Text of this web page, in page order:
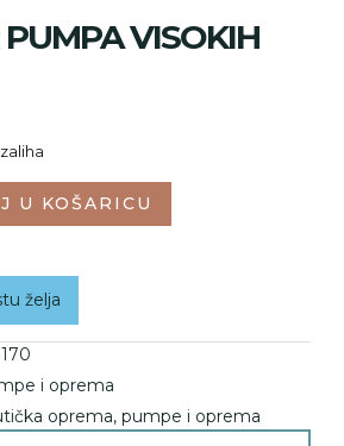
VISOKIH
U KOŠARICU
želja
i oprema
oprema, pumpe i oprema